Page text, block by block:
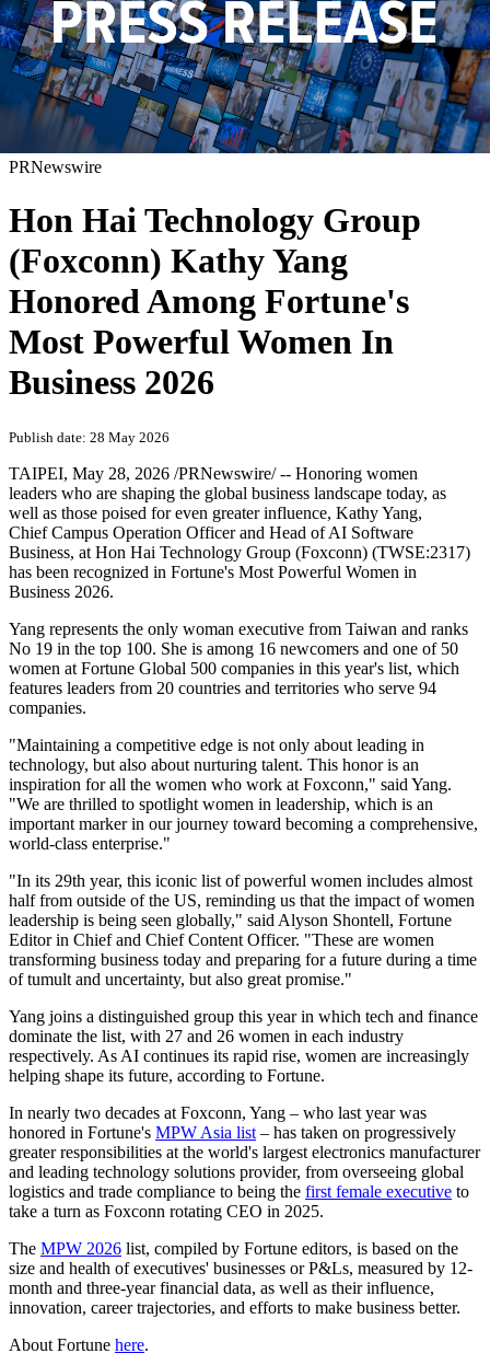
PRNewswire
Hon Hai Technology Group
(Foxconn) Kathy Yang
Honored Among Fortune's
Most Powerful Women In
Business 2026
Publish date: 28 May 2026
TAIPEI, May 28, 2026 /PRNewswire/ -- Honoring women
leaders who are shaping the global business landscape today, as
well as those poised for even greater influence, Kathy Yang,
Chief Campus Operation Officer and Head of AI Software
Business, at Hon Hai Technology Group (Foxconn) (TWSE:2317)
has been recognized in Fortune's Most Powerful Women in
Business 2026.
Yang represents the only woman executive from Taiwan and ranks
No 19 in the top 100. She is among 16 newcomers and one of 50
women at Fortune Global 500 companies in this year's list, which
features leaders from 20 countries and territories who serve 94
companies.
"Maintaining a competitive edge is not only about leading in
technology, but also about nurturing talent. This honor is an
inspiration for all the women who work at Foxconn," said Yang.
"We are thrilled to spotlight women in leadership, which is an
important marker in our journey toward becoming a comprehensive,
world-class enterprise."
"In its 29th year, this iconic list of powerful women includes almost
half from outside of the US, reminding us that the impact of women
leadership is being seen globally," said Alyson Shontell, Fortune
Editor in Chief and Chief Content Officer. "These are women
transforming business today and preparing for a future during a time
of tumult and uncertainty, but also great promise."
Yang joins a distinguished group this year in which tech and finance
dominate the list, with 27 and 26 women in each industry
respectively. As AI continues its rapid rise, women are increasingly
helping shape its future, according to Fortune.
In nearly two decades at Foxconn, Yang – who last year was
honored in Fortune's MPW Asia list – has taken on progressively
greater responsibilities at the world's largest electronics manufacturer
and leading technology solutions provider, from overseeing global
logistics and trade compliance to being the first female executive to
take a turn as Foxconn rotating CEO in 2025.
The MPW 2026 list, compiled by Fortune editors, is based on the
size and health of executives' businesses or P&Ls, measured by 12-
month and three-year financial data, as well as their influence,
innovation, career trajectories, and efforts to make business better.
About Fortune here.